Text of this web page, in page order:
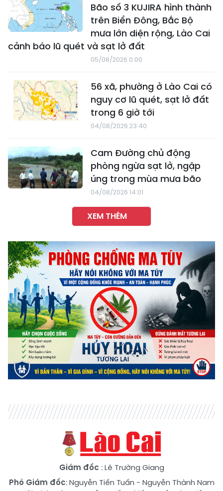
Bão số 3 KUJIRA hình thành
trên Biển Đông, Bắc Bộ
mưa lớn diện rộng, Lào Cai
cảnh báo lũ quét và sạt lở đất
05/08/2026 0:00
56 xã, phường ở Lào Cai có
nguy cơ lũ quét, sạt lở đất
trong 6 giờ tới
04/08/2026 23:40
Cam Đường chủ động
phòng ngừa sạt lở, ngập
úng trong mùa mưa bão
04/08/2026 14:01
XEM THÊM
Giám đốc : Lê Trường Giang
Phó Giám đốc:Nguyễn Tiến Tuấn - Nguyễn Thành Nam